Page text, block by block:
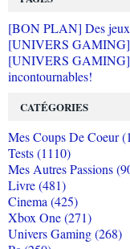
[BON PLAN] Des jeux
[UNIVERS
[UNIVERS GAMING]
incontournables!
CATÉGORIES
Mes Coups De Coeur
Tests (1110)
Mes Autres Passions
Livre (481)
Cinema (425)
Xbox One (271)
Univers Gaming (268)